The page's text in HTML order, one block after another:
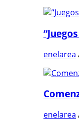
enelarea
enelarea